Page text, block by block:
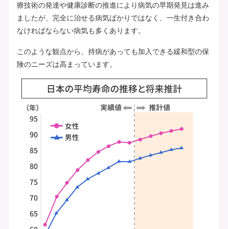
療技術の発達や健康診断の推進により病気の早期発見は進み
ましたが、完全に治せる病気ばかりではなく、一生付き合わ
なければならない病気も多くあります。
このような観点から、持病があっても加入できる緩和型の保
険のニーズは高まっています。